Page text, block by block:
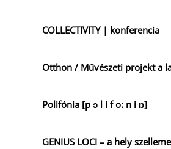
COLLECTIVITY | konferencia
Otthon / Művészeti projekt a
Polifónia [p ɔ l i f o: n i ɒ]
GENIUS LOCI – a hely szelleme